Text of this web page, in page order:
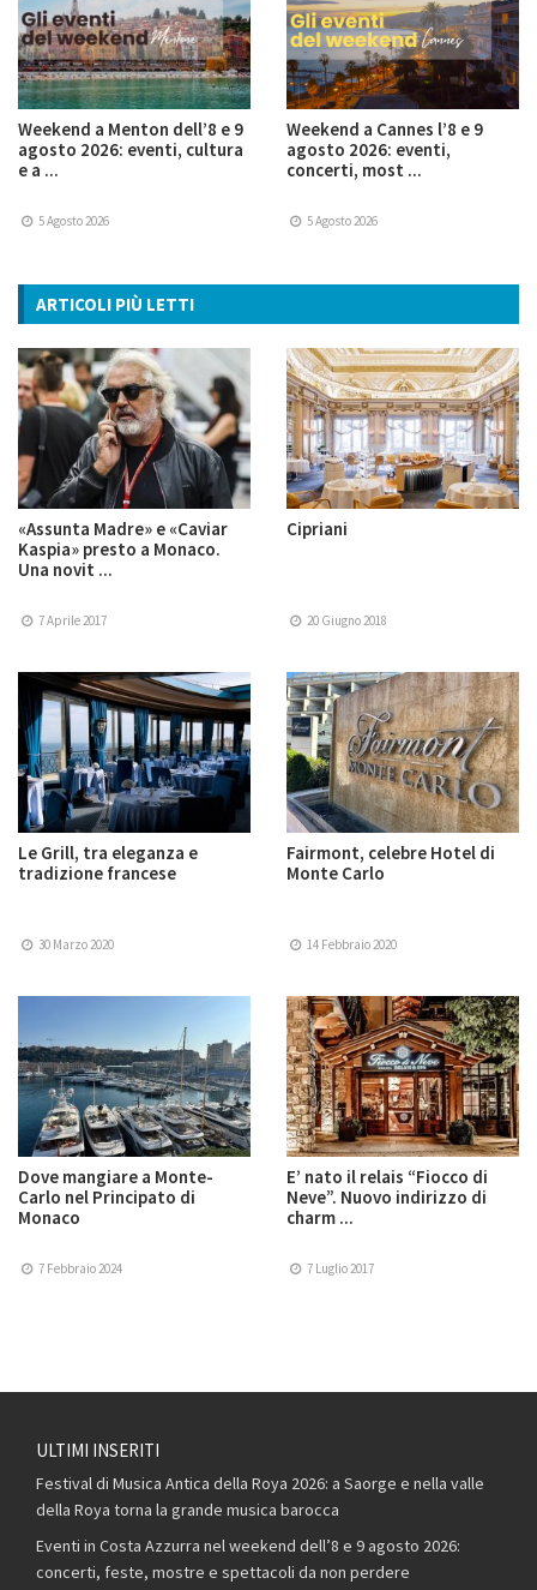
Weekend a Menton dell’8 e 9
agosto 2026: eventi, cultura
e a ...
5 Agosto 2026
Weekend a Cannes l’8 e 9
agosto 2026: eventi,
concerti, most ...
5 Agosto 2026
ARTICOLI PIÙ LETTI
«Assunta Madre» e «Caviar
Kaspia» presto a Monaco.
Una novit ...
7 Aprile 2017
Cipriani
20 Giugno 2018
Le Grill, tra eleganza e
tradizione francese
30 Marzo 2020
Fairmont, celebre Hotel di
Monte Carlo
14 Febbraio 2020
Dove mangiare a Monte-
Carlo nel Principato di
Monaco
7 Febbraio 2024
E’ nato il relais “Fiocco di
Neve”. Nuovo indirizzo di
charm ...
7 Luglio 2017
ULTIMI INSERITI
Festival di Musica Antica della Roya 2026: a Saorge e nella valle
della Roya torna la grande musica barocca
Eventi in Costa Azzurra nel weekend dell’8 e 9 agosto 2026:
concerti, feste, mostre e spettacoli da non perdere